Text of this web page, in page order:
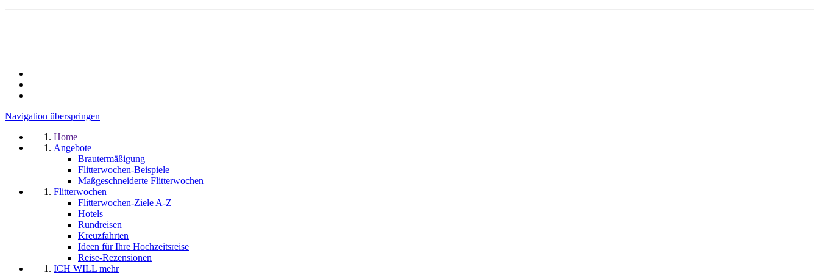
Navigation überspringen
Home
Angebote
Brautermäßigung
Flitterwochen-Beispiele
Maßgeschneiderte Flitterwochen
Flitterwochen
Flitterwochen-Ziele A-Z
Hotels
Rundreisen
Kreuzfahrten
Ideen für Ihre Hochzeitsreise
Reise-Rezensionen
ICH WILL mehr